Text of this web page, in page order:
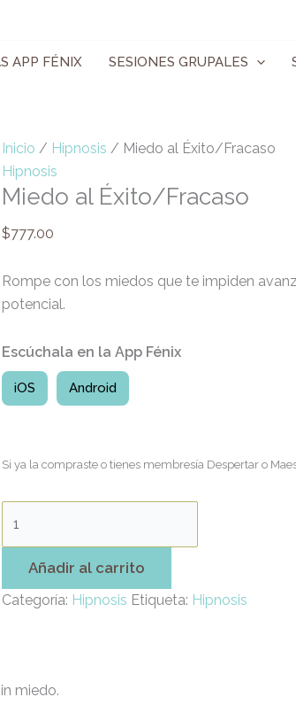
APP FÉNIX SESIONES GRUPALES
Inicio / Hipnosis / Miedo al Éxito/Fracaso
Hipnosis
Miedo al Éxito/Fracaso
$777.00
Rompe con los miedos que te impiden
potencial.
Escúchala en la App Fénix
iOS Android
Si ya la compraste o tienes membresía Despertar o
Éxito/Fracaso
Añadir al carrito
Categoría: Hipnosis Etiqueta: Hipnosis
miedo.